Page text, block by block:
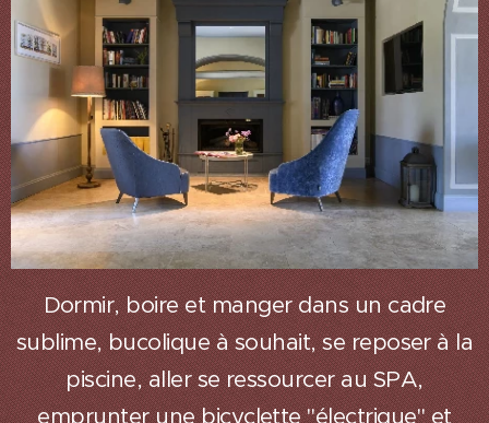
Dormir, boire et manger dans un cadre
sublime, bucolique à souhait, se reposer à la
piscine, aller se ressourcer au SPA,
emprunter une bicyclette "électrique" et